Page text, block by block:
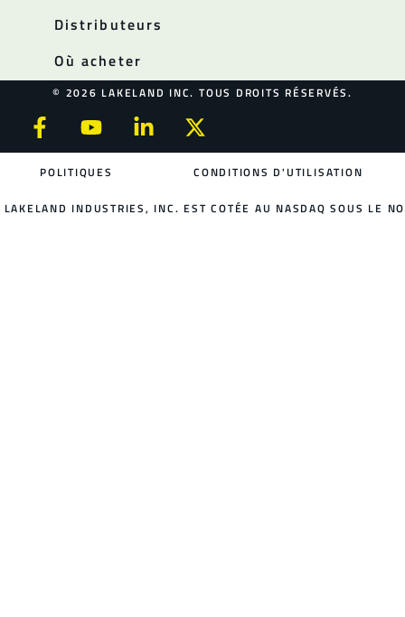
Distributeurs
Où acheter
© 2026 LAKELAND INC. TOUS DROITS RÉSERVÉS.
POLITIQUES CONDITIONS D'UTILISATION
LAKELAND INDUSTRIES, INC. EST COTÉE AU NASDAQ SOUS LE